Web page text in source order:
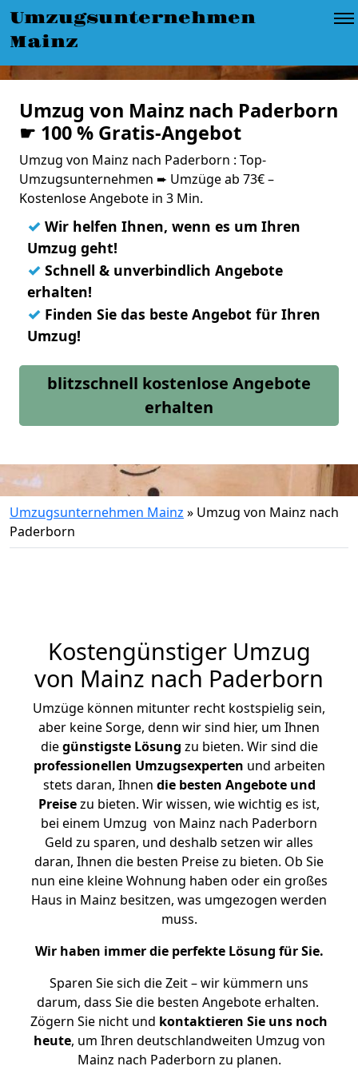
Umzugsunternehmen
Mainz
Umzug von Mainz nach Paderborn
☛ 100 % Gratis-Angebot
Umzug von Mainz nach Paderborn : Top-
Umzugsunternehmen ➨ Umzüge ab 73€ –
Kostenlose Angebote in 3 Min.
✓ Wir helfen Ihnen, wenn es um Ihren
Umzug geht!
✓ Schnell & unverbindlich Angebote
erhalten!
✓ Finden Sie das beste Angebot für Ihren
Umzug!
blitzschnell kostenlose Angebote
erhalten
Umzugsunternehmen Mainz » Umzug von Mainz nach
Paderborn
Kostengünstiger Umzug
von Mainz nach Paderborn
Umzüge können mitunter recht kostspielig sein,
aber keine Sorge, denn wir sind hier, um Ihnen
diegünstigste Lösung zu bieten. Wir sind die
professionellen Umzugsexperten und arbeiten
stets daran, Ihnen die besten Angebote und
Preisezu bieten. Wir wissen, wie wichtig es ist,
bei einem Umzug von Mainz nach Paderborn
Geld zu sparen, und deshalb setzen wir alles
daran, Ihnen die besten Preise zu bieten. Ob Sie
nun eine kleine Wohnung haben oder ein großes
Haus in Mainz besitzen, was umgezogen werden
muss.
Wir haben immer die perfekte Lösung für Sie.
Sparen Sie sich die Zeit – wir kümmern uns
darum, dass Sie die besten Angebote erhalten.
Zögern Sie nicht und kontaktieren Sie uns noch
heute, um Ihren deutschlandweiten Umzug von
Mainz nach Paderborn zu planen.